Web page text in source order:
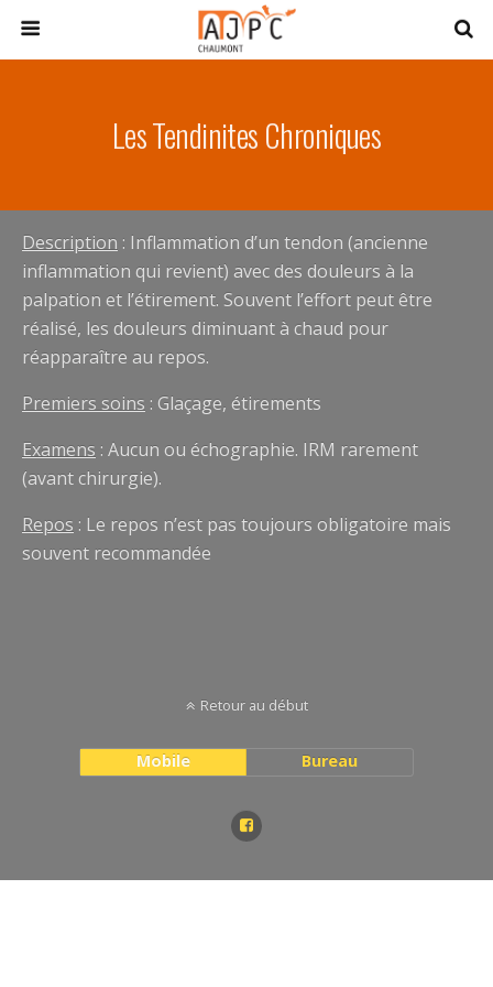
Les Tendinites Chroniques
Description : Inflammation d’un tendon (ancienne
inflammation qui revient) avec des douleurs à la
palpation et l’étirement. Souvent l’effort peut être
réalisé, les douleurs diminuant à chaud pour
réapparaître au repos.
Premiers soins : Glaçage, étirements
Examens : Aucun ou échographie. IRM rarement
(avant chirurgie).
Repos : Le repos n’est pas toujours obligatoire mais
souvent recommandée
Retour au début
Mobile Bureau